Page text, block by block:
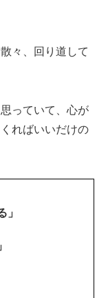
々、回り道して
っていて、心が
ればいいだけの
」